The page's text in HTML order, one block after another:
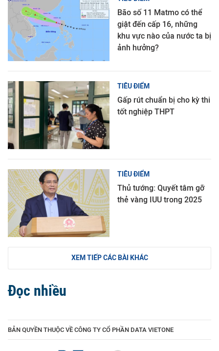
Bão số 11 Matmo có thể
giật đến cấp 16, những
khu vực nào của nước ta bị
ảnh hưởng?
TIÊU ĐIỂM
Gấp rút chuẩn bị cho kỳ thi
tốt nghiệp THPT
TIÊU ĐIỂM
Thủ tướng: Quyết tâm gỡ
thẻ vàng IUU trong 2025
XEM TIẾP CÁC BÀI KHÁC
Đọc nhiều
BẢN QUYỀN THUỘC VỀ CÔNG TY CỔ PHẦN DATA VIETONE